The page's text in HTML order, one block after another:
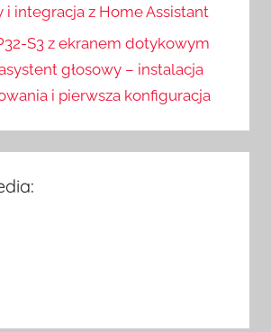
i integracja z Home Assistant
S3 z ekranem dotykowym
głosowy – instalacja
i pierwsza konfiguracja